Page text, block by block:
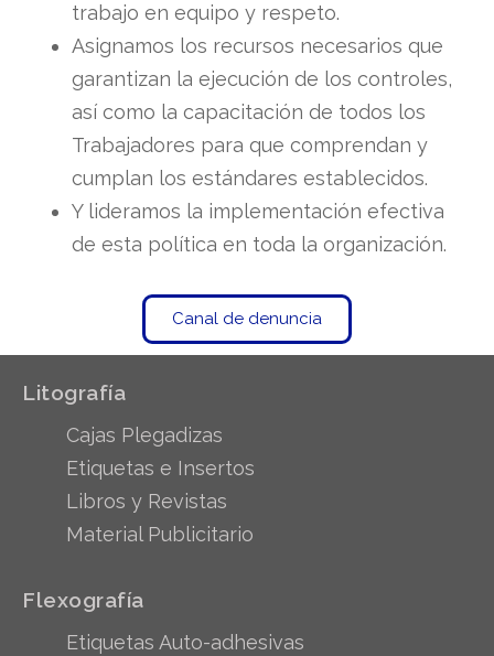
trabajo en equipo y respeto.
Asignamos los recursos necesarios que
garantizan la ejecución de los controles,
así como la capacitación de todos los
Trabajadores para que comprendan y
cumplan los estándares establecidos.
Y lideramos la implementación efectiva
de esta política en toda la organización.
Canal de denuncia
Litografía
Cajas Plegadizas
Etiquetas e Insertos
Libros y Revistas
Material Publicitario
Flexografía
Etiquetas Auto-adhesivas